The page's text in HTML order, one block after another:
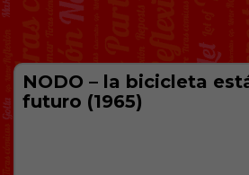
NODO – la bicicleta
futuro (1965)